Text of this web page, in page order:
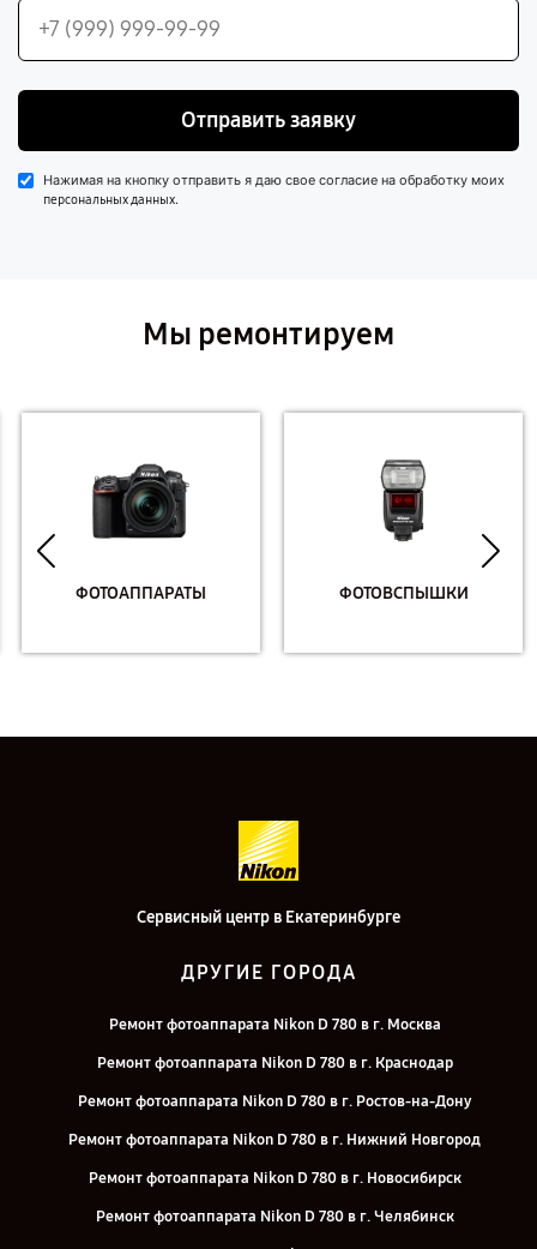
Отправить заявку
Нажимая на кнопку отправить я даю свое согласие на обработку моих
персональных данных.
Мы ремонтируем
ФОТОАППАРАТЫ ФОТОВСПЫШКИ
Сервисный центр в Екатеринбурге
ДРУГИЕ ГОРОДА
Ремонт фотоаппарата Nikon D 780 в г. Москва
Ремонт фотоаппарата Nikon D 780 в г. Краснодар
Ремонт фотоаппарата Nikon D 780 в г. Ростов-на-Дону
Ремонт фотоаппарата Nikon D 780 в г. Нижний Новгород
Ремонт фотоаппарата Nikon D 780 в г. Новосибирск
Ремонт фотоаппарата Nikon D 780 в г. Челябинск